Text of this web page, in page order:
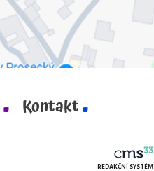
Kontakt
REDAKČNÍ SYSTÉM